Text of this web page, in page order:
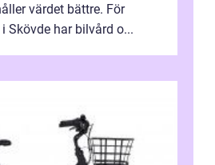
värdet bättre. För
Skövde har bilvård o...